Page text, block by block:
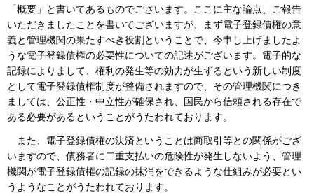
「概要」と書いてあるものでございます。ここに主な論点、ご報告
いただきましたことを書いてございますが、まず電子登録債権の意
義と管理機関の果たすべき役割ということで、今申し上げましたよ
うな電子登録債権の必要性についての記述がございます。電子的な
記録によりまして、権利の発生等の効力が生ずるという新しい制度
として電子登録債権制度が整備されますので、その管理機関につき
ましては、公正性・中立性が確保され、国民から信頼される存在で
ある必要があるということがうたわれております。
また、電子登録債権の決済ということは商取引等との関係がござ
いますので、債務者に二重支払いの危険性が発生しないよう、管理
機関が電子登録債権の記録の抹消をできるような仕組みが必要とい
うようなことがうたわれております。